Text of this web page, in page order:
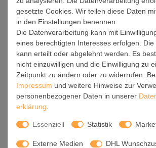
empfehlen wir die Hinzuziehung eines
optimale Funktion und Sicherheit Ihrer
gewährleisten.
Falls Sie einen Fachmann für die Installation
Sie uns gern Bescheid, wir vermitteln Ihnen
geeigneten Ansprechpartner aus Ihrer Nähe.
Steuerung:
Integration in Ihr Smart Home. Durch die
SmartLife App, Alexa und Google Assistant
gesetzte Cookies. Wir teilen diese Daten
in den Einstellungen benennen.
Die Datenverarbeitung kann mit
eines berechtigten Interesses erfolgen. Die
kann erteilt oder abgelehnt werden. Es
nicht einzuwilligen und die Einwilligung zu
Zeitpunkt zu ändern oder zu widerrufen.
Impressum und weitere Hinweise zur
personenbezogener Daten in unserer
erklärung
Essenziell Statistik
Externe Medien DHL